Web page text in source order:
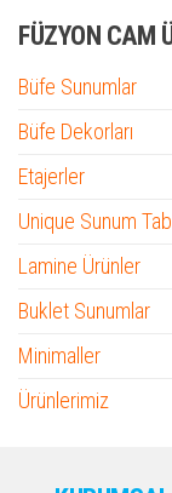
FÜZYON CAM
Büfe Sunumlar
Büfe Dekorları
Etajerler
Unique Sunum
Lamine Ürünler
Buklet Sunumlar
Minimaller
Ürünlerimiz